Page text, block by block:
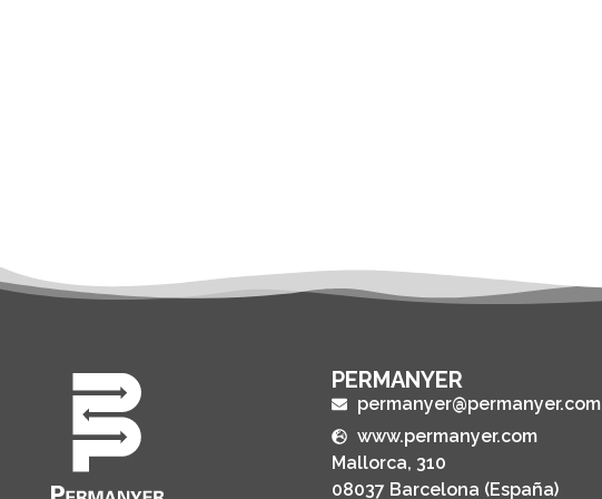
PERMANYER
permanyer@permanyer.com
www.permanyer.com
Mallorca, 310
08037 Barcelona (España)